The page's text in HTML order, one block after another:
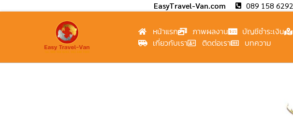
EasyTravel-Van.com 089 158 6292
หน้าแรก ภาพผลงาน บัญชีชำระเงิน
เกี่ยวกับเรา
ติดต่อเรา บทความ